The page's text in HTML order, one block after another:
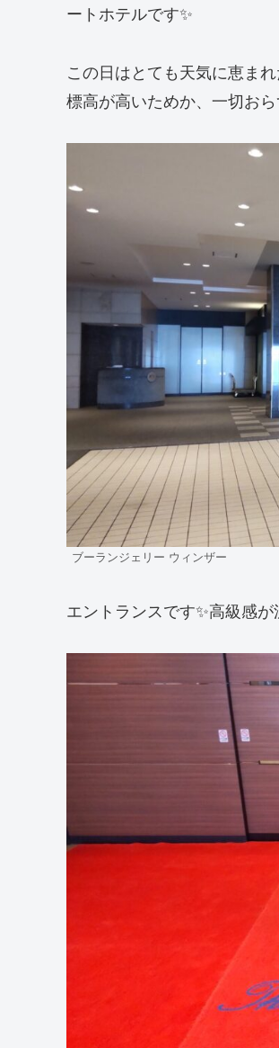
ートホテルです✨
この日はとても天気に恵ま
標高が高いためか、一切お
ブーランジェリー ウィンザー
エントランスです✨高級感が